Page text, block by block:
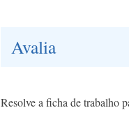
Avalia
Resolve a ficha de trabalho